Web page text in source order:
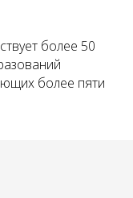
более 50
более пяти